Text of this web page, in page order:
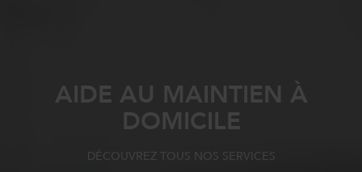
AIDE AU MAINTIEN À
DOMICILE
DÉCOUVREZ TOUS NOS SERVICES